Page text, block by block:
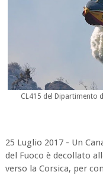
CL415 del Dipartimento
25 Luglio 2017 - Un
del Fuoco è decollato
verso la Corsica, per